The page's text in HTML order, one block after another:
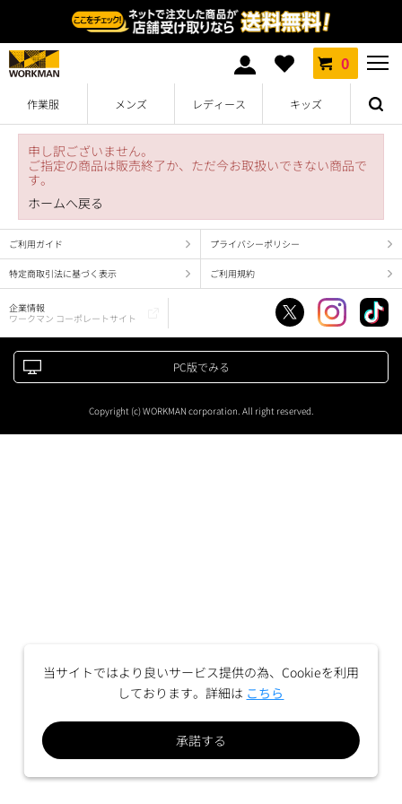
0
作業服 メンズ レディース キッズ
申し訳ございません。
ご指定の商品は販売終了か、ただ今お取扱いできない商品で
す。
ホームへ戻る
ご利用ガイド プライバシーポリシー
特定商取引法に基づく表示 ご利用規約
企業情報
ワークマン コーポレートサイト
PC版でみる
Copyright (c) WORKMAN corporation. All right reserved.
当サイトではより良いサービス提供の為、Cookieを利用
しております。詳細は こちら
承諾する